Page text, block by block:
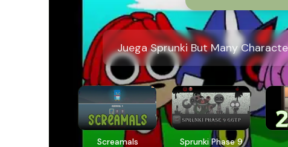
Juega Sprunki But Many
Screamals
Sprunki Phase 9